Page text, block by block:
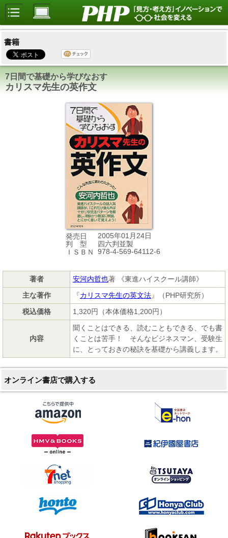
書籍
7日間で基礎から学びなおす
カリスマ先生の英作文
発売日
2005年01月24日
判 型
四六判並製
ＩＳＢＮ
978-4-569-64112-6
著者 安河内哲也著 《東進ハイスクール講師》
主な著作
『カリスマ先生の英文法』（PHP研究所）
税込価格
1,320円（本体価格1,200円）
内容
聞くことはできる、読むこともできる、でも書
くことは苦手！ そんなビジネスマン、受験生
に、とっておきの秘訣を基礎から講義します。
オンライン書店で購入する